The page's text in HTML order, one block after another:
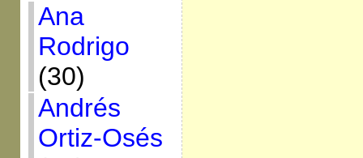
Ana
Rodrigo
(30)
Andrés
Ortiz-Osés